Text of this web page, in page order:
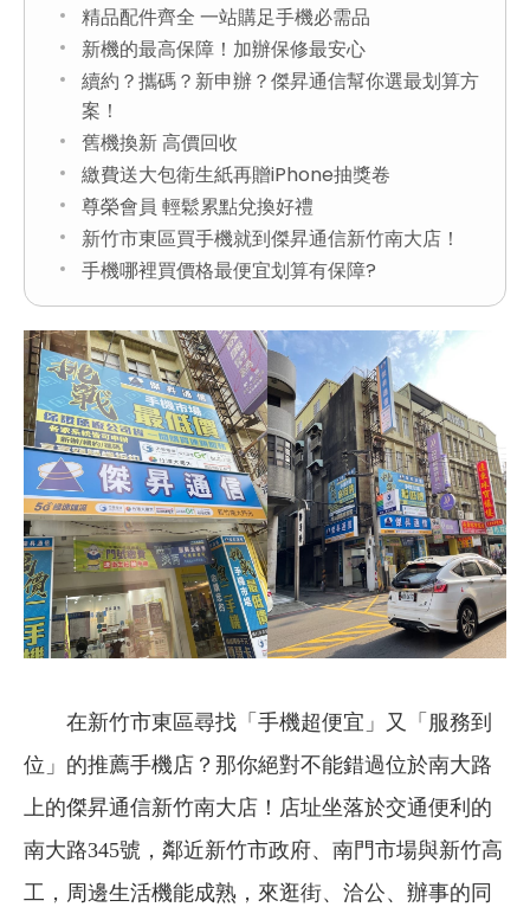
精品配件齊全 一站購足手機必需品
新機的最高保障！加辦保修最安心
續約？攜碼？新申辦？傑昇通信幫你選最划算方
案！
舊機換新 高價回收
繳費送大包衛生紙再贈iPhone抽獎卷
尊榮會員 輕鬆累點兌換好禮
新竹市東區買手機就到傑昇通信新竹南大店！
手機哪裡買價格最便宜划算有保障?
在新竹市東區尋找「手機超便宜」又「服務到
位」的推薦手機店？那你絕對不能錯過位於南大路
上的傑昇通信新竹南大店！店址坐落於交通便利的
南大路345號，鄰近新竹市政府、南門市場與新竹高
工，周邊生活機能成熟，來逛街、洽公、辦事的同